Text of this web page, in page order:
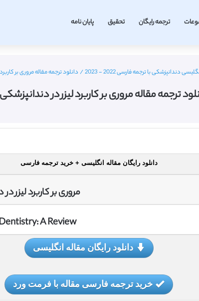
ترجمه رایگان تحقیق پایان نامه
دندانپزشکی با ترجمه فارسی 2022 - 2023 /دانلود ترجمه مقاله مروری بر کاربرد
ترجمه مقاله مروری بر کاربرد لیزر در دندانپزشکی –
دانلود رایگان مقاله انگلیسی + خرید ترجمه فارسی
مروری بر کاربرد لیزر
A Review
دانلود رایگان مقاله انگلیسی
خرید ترجمه فارسی مقاله با فرمت ورد